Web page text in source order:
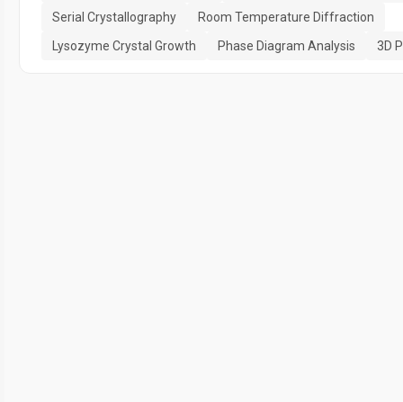
Serial Crystallography
Room Temperature Diffraction
Lysozyme Crystal Growth
Phase Diagram Analysis 3D